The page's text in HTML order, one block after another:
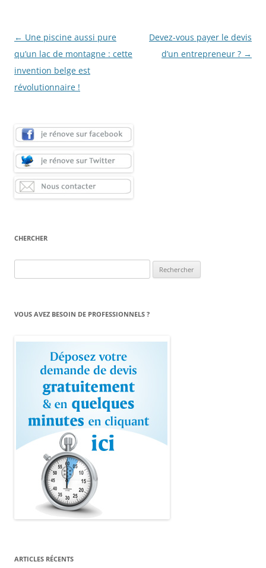
Navigation
des
articles
← Une piscine aussi pure
qu’un lac de montagne : cette
invention belge est
révolutionnaire !
Devez-vous payer le devis
d’un entrepreneur ? →
CHERCHER
VOUS AVEZ BESOIN DE PROFESSIONNELS ?
ARTICLES RÉCENTS